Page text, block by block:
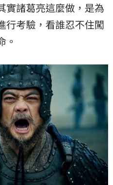
實諸葛亮這麼做，是為
行考驗，看誰忍不住闖
。